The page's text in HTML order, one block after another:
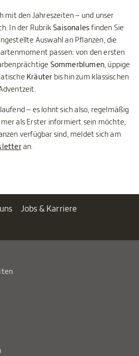
mit den Jahreszeiten – und unser
In der RubrikSaisonales finden Sie
Auswahl an Pflanzen, die
passen: von den ersten
Sommerblumen, üppige
Kräuter bis hin zum klassischen
– es lohnt sich also, regelmäßig
als Erster informiert sein möchte,
verfügbar sind, meldet sich am
an.
Jobs & Karriere